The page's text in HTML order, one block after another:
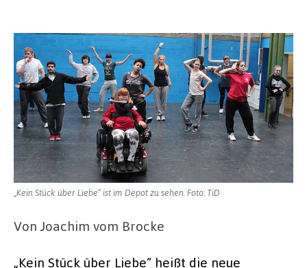
„Kein Stück über Liebe“ ist im Depot zu sehen. Foto: TiD
Von Joachim vom Brocke
„Kein Stück über Liebe“ heißt die neue